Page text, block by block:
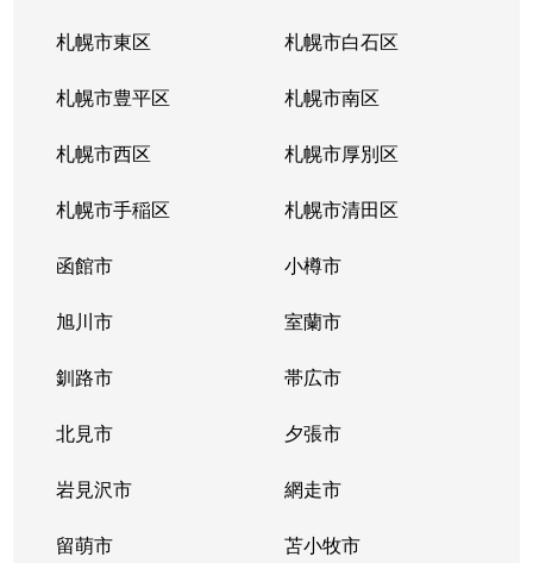
厚別東４条
2,700万円
森林公園(北海道)
厚別東５条
1,800万円
新さっぽろ
厚別東５条
1,200万円
森林公園(北海道)
厚別南
3,000万円
ひばりが丘(北海道)
厚別南
4,200万円
ひばりが丘(北海道)
厚別南
2,900万円
ひばりが丘(北海道)
厚別南
3,400万円
ひばりが丘(北海道)
大谷地西
1,900万円
大谷地
大谷地西
1,400万円
大谷地
大谷地西
1,500万円
大谷地
札幌市東区 札幌市白石区
札幌市豊平区 札幌市南区
札幌市西区 札幌市厚別区
札幌市手稲区 札幌市清田区
函館市 小樽市
旭川市 室蘭市
釧路市 帯広市
北見市 夕張市
岩見沢市 網走市
留萌市 苫小牧市